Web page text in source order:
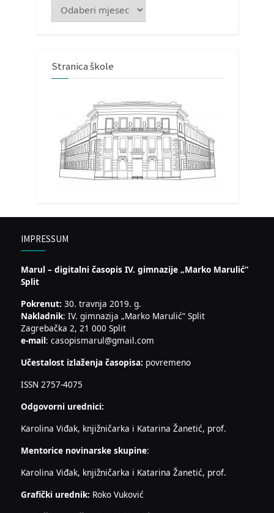
Stranica škole
IMPRESSUM
Marul – digitalni časopis IV. gimnazije „Marko Marulić“
Split
Pokrenut: 30. travnja 2019. g.
Nakladnik: IV. gimnazija „Marko Marulić“ Split
Zagrebačka 2, 21 000 Split
e-mail: casopismarul@gmail.com
Učestalost izlaženja časopisa: povremeno
ISSN 2757-4075
Odgovorni urednici:
Karolina Viđak, knjižničarka i Katarina Žanetić, prof.
Mentorice novinarske skupine:
Karolina Viđak, knjižničarka i Katarina Žanetić, prof.
Grafički urednik: Roko Vuković